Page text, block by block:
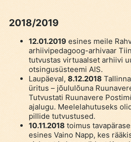
2018/2019
12.01.2019esines meile
arhiivipedagoog-arhivaar
tutvustas virtuaalset arhiivi
otsingusüsteemi AIS.
Laupäeval,8.12.2018
üritus – jõululõuna
Tutvustati Ruunavere
ajalugu. Meelelahutuseks
pillide tutvustused.
10.11.2018toimus
esines Vaino Napp, kes